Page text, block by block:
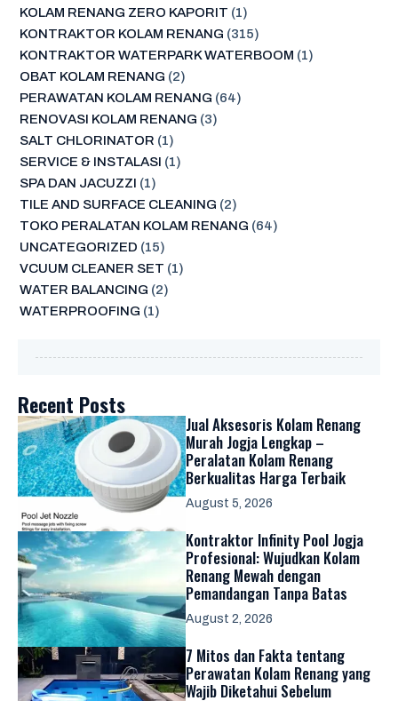
KOLAM RENANG ZERO KAPORIT (1)
KONTRAKTOR KOLAM RENANG (315)
KONTRAKTOR WATERPARK WATERBOOM (1)
OBAT KOLAM RENANG (2)
PERAWATAN KOLAM RENANG (64)
RENOVASI KOLAM RENANG (3)
SALT CHLORINATOR (1)
SERVICE & INSTALASI (1)
SPA DAN JACUZZI (1)
TILE AND SURFACE CLEANING (2)
TOKO PERALATAN KOLAM RENANG (64)
UNCATEGORIZED (15)
VCUUM CLEANER SET (1)
WATER BALANCING (2)
WATERPROOFING (1)
Recent Posts
Jual Aksesoris Kolam Renang
Murah Jogja Lengkap –
Peralatan Kolam Renang
Berkualitas Harga Terbaik
August 5, 2026
Kontraktor Infinity Pool Jogja
Profesional: Wujudkan Kolam
Renang Mewah dengan
Pemandangan Tanpa Batas
August 2, 2026
7 Mitos dan Fakta tentang
Perawatan Kolam Renang yang
Wajib Diketahui Sebelum